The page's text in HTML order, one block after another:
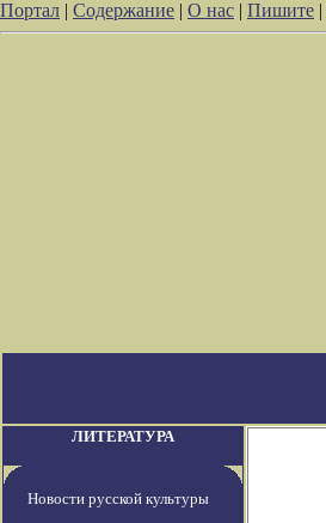
Портал | Содержание | О нас | Пишите |
ЛИТЕРАТУРА
Новости русской культуры